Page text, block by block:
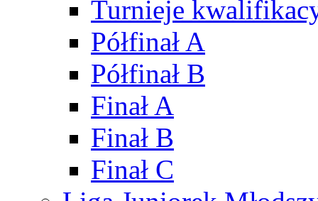
Turnieje
Półfinał A
Półfinał B
Finał A
Finał B
Finał C